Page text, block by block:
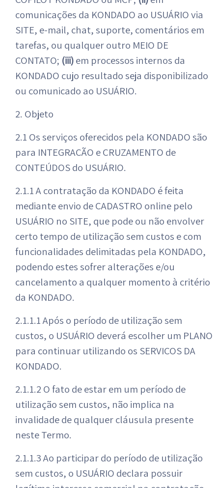
comunicações da KONDADO ao USUÁRIO via
SITE, e-mail, chat, suporte, comentários em
tarefas, ou qualquer outro MEIO DE
CONTATO; (iii)em processos internos da
KONDADO cujo resultado seja disponibilizado
ou comunicado ao USUÁRIO.
2. Objeto
2.1 Os serviços oferecidos pela KONDADO são
para INTEGRAÇÃO e CRUZAMENTO de
CONTEÚDOS do USUÁRIO.
2.1.1 A contratação da KONDADO é feita
mediante envio de CADASTRO online pelo
USUÁRIO no SITE, que pode ou não envolver
certo tempo de utilização sem custos e com
funcionalidades delimitadas pela KONDADO,
podendo estes sofrer alterações e/ou
cancelamento a qualquer momento à critério
da KONDADO.
2.1.1.1 Após o período de utilização sem
custos, o USUÁRIO deverá escolher um PLANO
para continuar utilizando os SERVIÇOS DA
KONDADO.
2.1.1.2 O fato de estar em um período de
utilização sem custos, não implica na
invalidade de qualquer cláusula presente
neste Termo.
2.1.1.3 Ao participar do período de utilização
sem custos, o USUÁRIO declara possuir